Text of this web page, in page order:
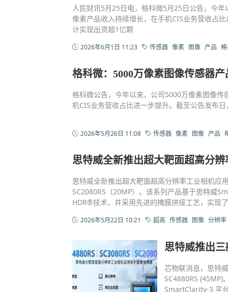
人民财讯5月25日电，格科微5月25日公告，今
像素产品收入持续增长，在手机CIS业务营收占
计实现出货超1亿颗
2026年6月1日 11:23 传感器 像素 图像 产品
格科微：5000万像素图像传感器
格科微公告，今年以来，公司5000万像素图像
机CIS业务营收占比进一步提升。截至公告发布
2026年5月26日 11:08 传感器 像素 图像 产品
思特威全新推出超大靶面超高分
思特威全新推出超大靶面超高分辨率工业相机
SC2080RS（20MP）。该系列产品基于思特威
HDR®技术，并采用先进的掩膜拼接工艺，实现
2026年5月22日 10:21 超高 传感器 图像 分辨率
思特威推出
芯物联消息，思特
SC4880RS (45MP)
SmartClarity-3 平